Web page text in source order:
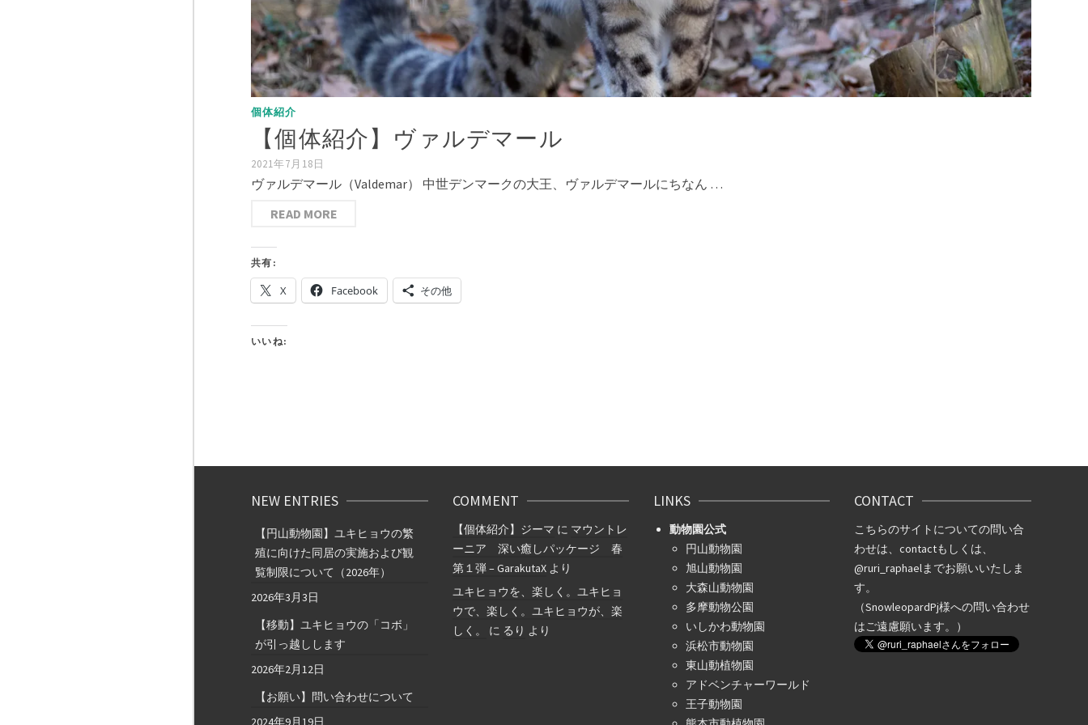
個体紹介
【個体紹介】ヴァルデマール
2021年7月18日
ヴァルデマール（Valdemar） 中世デンマークの大王、ヴァルデマールにちなん …
READ MORE
共有:
X Facebook その他
いいね:
NEW ENTRIES
【円山動物園】ユキヒョウの繁
殖に向けた同居の実施および観
覧制限について（2026年）
2026年3月3日
【移動】ユキヒョウの「コボ」
が引っ越しします
2026年2月12日
【お願い】問い合わせについて
2024年9月19日
COMMENT
【個体紹介】ジーマ に マウントレ
ーニア 深い癒しパッケージ 春
第１弾 – GarakutaXより
ユキヒョウを、楽しく。ユキヒョ
ウで、楽しく。ユキヒョウが、楽
しく。
に るり より
LINKS
動物園公式
円山動物園
旭山動物園
大森山動物園
多摩動物公園
いしかわ動物園
浜松市動物園
東山動植物園
アドベンチャーワールド
王子動物園
CONTACT
こちらのサイトについての問い合
わせは、contactもしくは、
@ruri_raphaelまでお願いいたしま
す。
（SnowleopardPj様への問い合わせ
はご遠慮願います。）